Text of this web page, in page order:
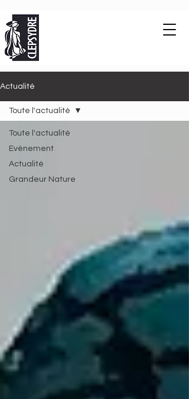
Actualité
Toute l'actualité
Evènement
Actualité
Grandeur Nature
Toute l'actualité